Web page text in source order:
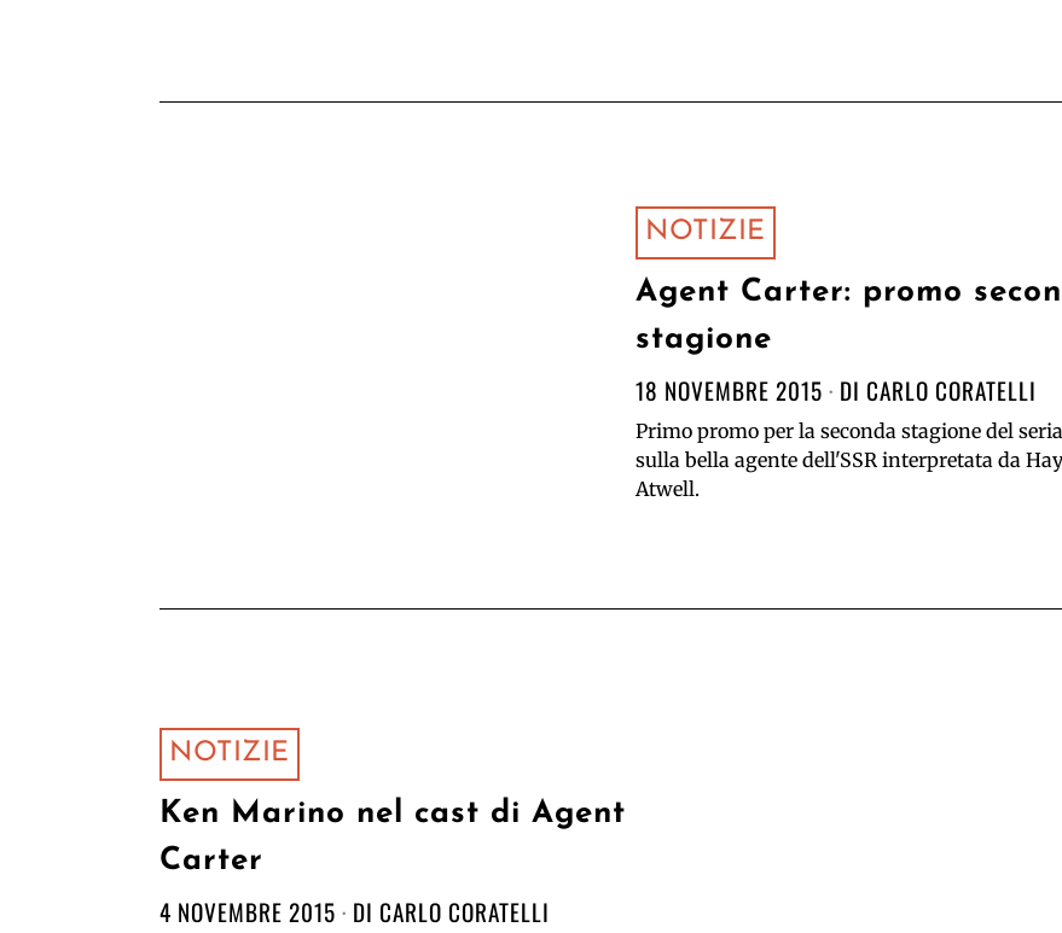
NOTIZIE
Agent Carter: promo
stagione
18 NOVEMBRE 2015 DI CARLO CORATELLI
Primo promo per la seconda stagione del
sulla bella agente dell'SSR interpretata da
Atwell.
NOTIZIE
Ken Marino nel cast di Agent
Carter
4 NOVEMBRE 2015 DI CARLO CORATELLI